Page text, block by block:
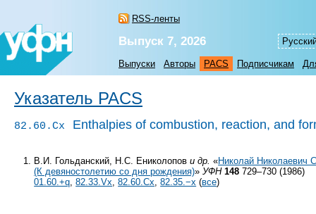
RSS-ленты
Выпуск 7, 2026
Выпуски Авторы PACS Подписчикам
Указатель PACS
82.60.Cx Enthalpies of combustion, reaction, and
В.И. Гольданский, Н.С. Ениколопови др. «Николай Николаевич
(К девяностолетию со дня рождения)»УФН 148 729–730 (1986)
01.60.+q,82.33.Vx,82.60.Cx,82.35.−x (все)